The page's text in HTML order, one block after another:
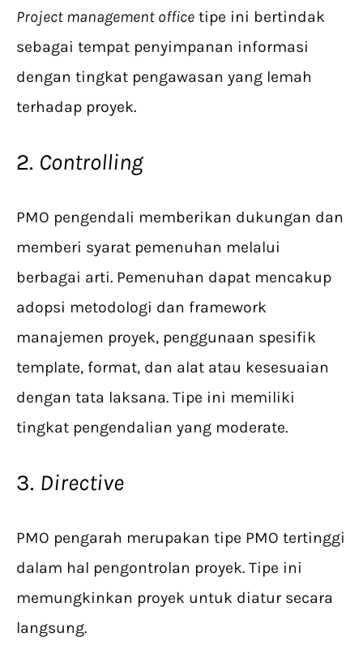
Project management office tipe ini bertindak
sebagai tempat penyimpanan informasi
dengan tingkat pengawasan yang lemah
terhadap proyek.
2. Controlling
PMO pengendali memberikan dukungan dan
memberi syarat pemenuhan melalui
berbagai arti. Pemenuhan dapat mencakup
adopsi metodologi dan framework
manajemen proyek, penggunaan spesifik
template, format, dan alat atau kesesuaian
dengan tata laksana. Tipe ini memiliki
tingkat pengendalian yang moderate.
3. Directive
PMO pengarah merupakan tipe PMO tertinggi
dalam hal pengontrolan proyek. Tipe ini
memungkinkan proyek untuk diatur secara
langsung.